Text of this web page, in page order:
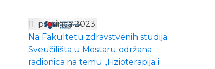
11. prosinca 2023.
Na Fakultetu zdravstvenih studija
Sveučilišta u Mostaru održana
radionica na temu „Fizioterapija i